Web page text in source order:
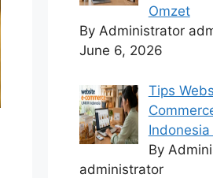
Omzet
By Administrator
June 6, 2026
Tips
By
administrator